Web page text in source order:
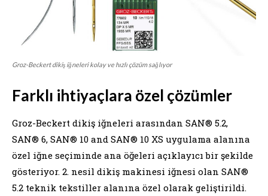
Groz-Beckert dikiş iğneleri kolay ve hızlı çözüm sağlıyor
Farklı ihtiyaçlara özel çözümler
Groz-Beckert dikiş iğneleri arasından SAN® 5.2,
SAN® 6, SAN® 10 and SAN® 10 XS uygulama alanına
özel iğne seçiminde ana öğeleri açıklayıcı bir şekilde
gösteriyor. 2. nesil dikiş makinesi iğnesi olan SAN®
5.2 teknik tekstiller alanına özel olarak geliştirildi.